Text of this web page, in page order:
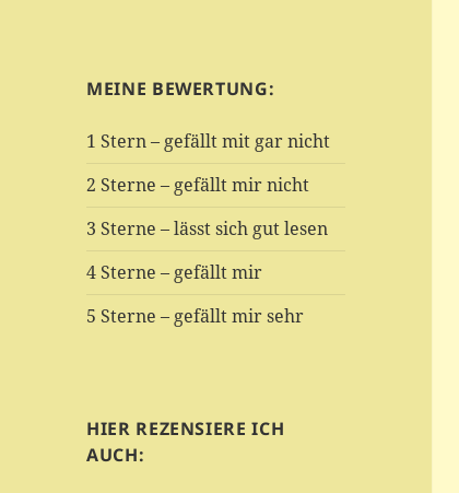
MEINE BEWERTUNG:
1 Stern – gefällt mit gar nicht
2 Sterne – gefällt mir nicht
3 Sterne – lässt sich gut lesen
4 Sterne – gefällt mir
5 Sterne – gefällt mir sehr
HIER REZENSIERE ICH
AUCH: